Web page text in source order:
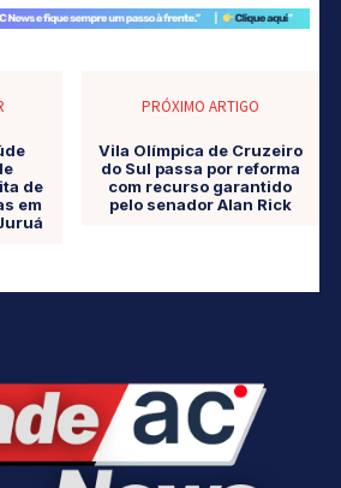
de
em
PRÓXIMO ARTIGO
Vila Olímpica de Cruzeiro
do Sul passa por reforma
com recurso garantido
pelo senador Alan Rick